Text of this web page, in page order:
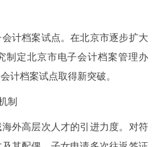
档案试点。在北京市逐步扩大
制定北京市电子会计档案管理办
计档案试点取得新突破。
制
高层次人才的引进力度。对符